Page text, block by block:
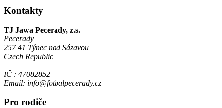
Kontakty
TJ Jawa Pecerady, z.s.
Pecerady
257 41 Týnec nad Sázavou
Czech Republic
IČ : 47082852
Email: info@fotbalpecerady.cz
Pro rodiče